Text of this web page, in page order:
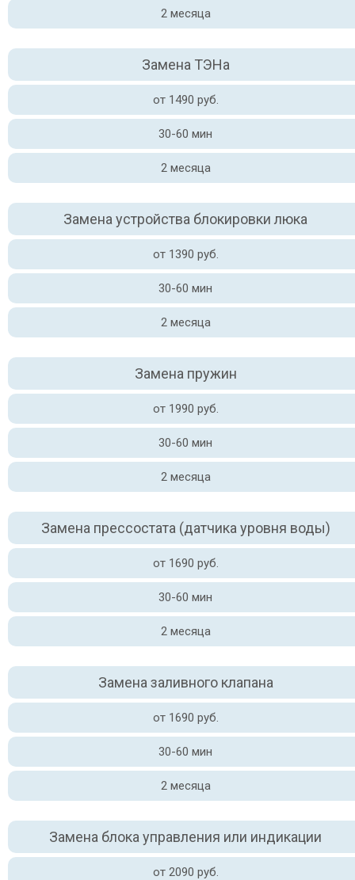
2 месяца
Замена ТЭНа
от 1490 руб.
30-60 мин
2 месяца
Замена устройства блокировки люка
от 1390 руб.
30-60 мин
2 месяца
Замена пружин
от 1990 руб.
30-60 мин
2 месяца
Замена прессостата (датчика уровня воды)
от 1690 руб.
30-60 мин
2 месяца
Замена заливного клапана
от 1690 руб.
30-60 мин
2 месяца
Замена блока управления или индикации
от 2090 руб.